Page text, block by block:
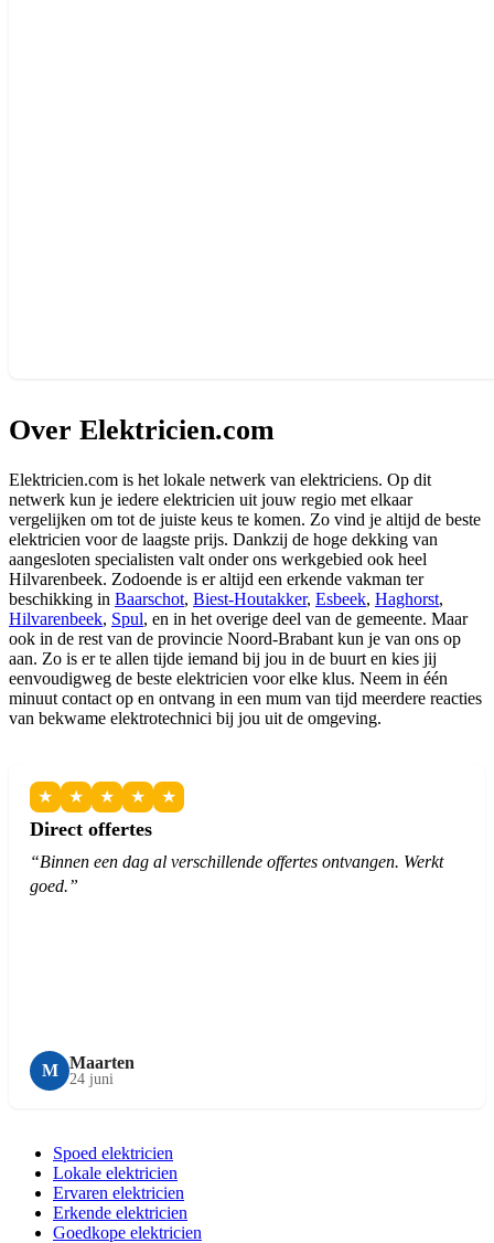
Over Elektricien.com
Elektricien.com is het lokale netwerk van elektriciens. Op dit
netwerk kun je iedere elektricien uit jouw regio met elkaar
vergelijken om tot de juiste keus te komen. Zo vind je altijd de beste
elektricien voor de laagste prijs. Dankzij de hoge dekking van
aangesloten specialisten valt onder ons werkgebied ook heel
Hilvarenbeek. Zodoende is er altijd een erkende vakman ter
beschikking in Baarschot, Biest-Houtakker, Esbeek, Haghorst,
Hilvarenbeek, Spul, en in het overige deel van de gemeente. Maar
ook in de rest van de provincie Noord-Brabant kun je van ons op
aan. Zo is er te allen tijde iemand bij jou in de buurt en kies jij
eenvoudigweg de beste elektricien voor elke klus. Neem in één
minuut contact op en ontvang in een mum van tijd meerdere reacties
van bekwame elektrotechnici bij jou uit de omgeving.
★ ★ ★ ★ ★
Direct offertes
“Binnen een dag al verschillende offertes ontvangen. Werkt
goed.”
M Maarten
24 juni
Spoed elektricien
Lokale elektricien
Ervaren elektricien
Erkende elektricien
Goedkope elektricien